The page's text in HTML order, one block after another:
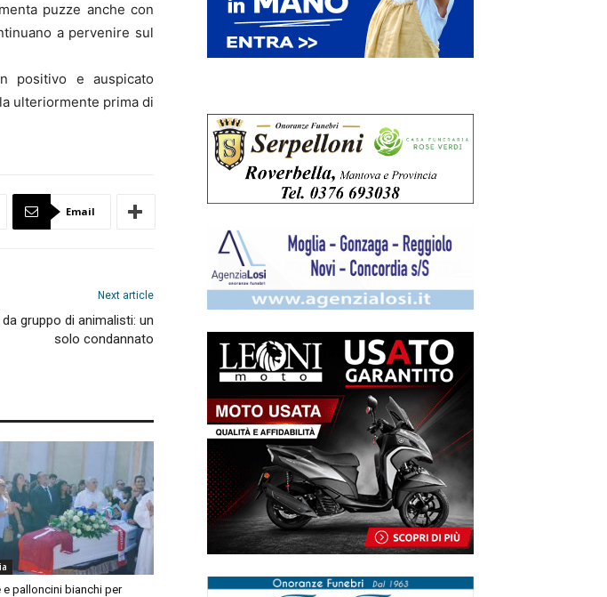
puzze anche con
a pervenire sul
positivo e auspicato
ulteriormente prima di
Email
Next article
gruppo di animalisti: un
solo condannato
e palloncini bianchi per